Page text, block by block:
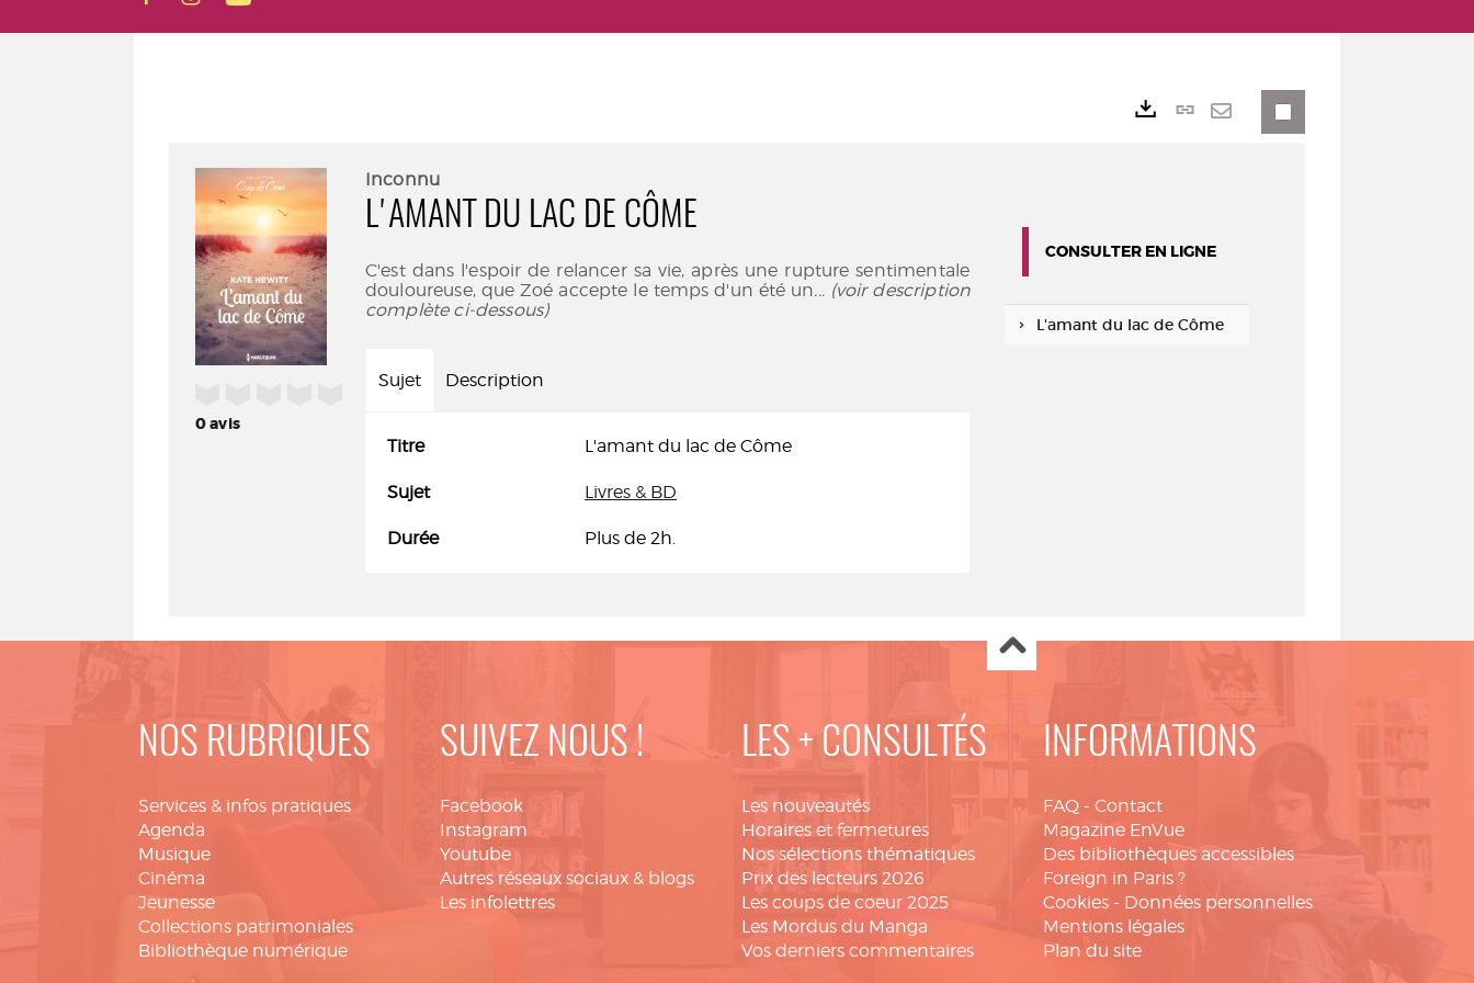
0avis
Inconnu
L'AMANT DU LAC DE CÔME
C'est dans l'espoir de relancer sa vie, après une rupture sentimentale
douloureuse, que Zoé accepte le temps d'un été un... (voir description
complète ci-dessous)
Sujet Description
Titre L'amant du lac de Côme
Sujet Livres & BD
Durée Plus de 2h.
Lien
CONSULTER EN LIGNE
L'amant du lac de Côme
NOS RUBRIQUES
Services & infos pratiques
Agenda
Musique
Cinéma
Jeunesse
Collections patrimoniales
Bibliothèque numérique
SUIVEZ NOUS !
Facebook
Instagram
Youtube
Autres réseaux sociaux & blogs
Les infolettres
LES + CONSULTÉS
Les nouveautés
Horaires et fermetures
Nos sélections thématiques
Prix des lecteurs 2026
Les coups de coeur 2025
Les Mordus du Manga
Vos derniers commentaires
INFORMATIONS
FAQ - Contact
Magazine EnVue
Des bibliothèques accessibles
Foreign in Paris ?
Cookies - Données personnelles
Mentions légales
Plan du site